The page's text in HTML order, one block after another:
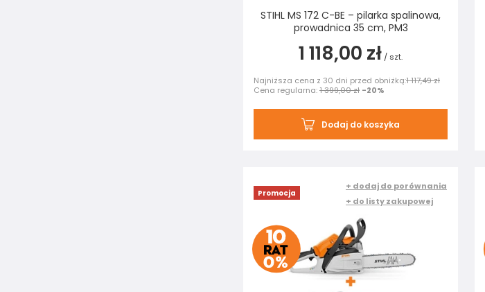
STIHL MS 172 C-BE – pilarka spalinowa,
prowadnica 35 cm, PM3
1 118,00 zł / szt.
Najniższa cena z 30 dni przed obniżką:1 117,49 zł
Cena regularna:1 399,00 zł -20%
Dodaj do koszyka
Promocja
+ dodaj do porównania
+ do listy zakupowej